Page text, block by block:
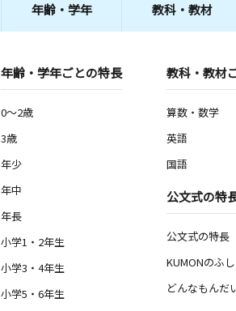
年齢・学年 教科・教材
年齢・学年ごとの特長
0～2歳
3歳
年少
年中
年長
小学1・2年生
小学3・4年生
小学5・6年生
教科・教材
算数・数学
英語
国語
公文式の特
公文式の特長
KUMONのふ
どんなもんだ